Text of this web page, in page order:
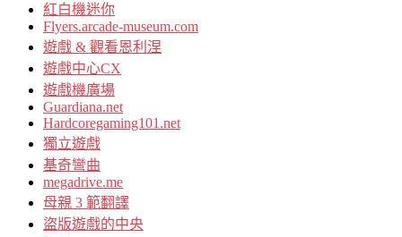
紅白機迷你
Flyers.arcade-museum.com
遊戲 & 觀看恩利涅
遊戲中心CX
遊戲機廣場
Guardiana.net
Hardcoregaming101.net
獨立遊戲
基奇彎曲
megadrive.me
母親 3 範翻譯
盜版遊戲的中央